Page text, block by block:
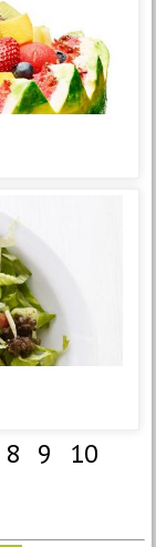
8 9
10